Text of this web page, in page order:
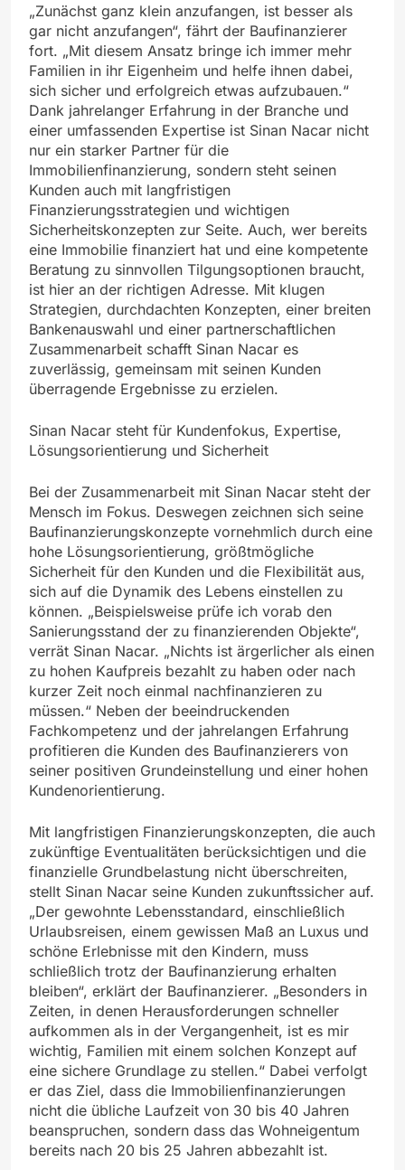
„Zunächst ganz klein anzufangen, ist besser als
gar nicht anzufangen“, fährt der Baufinanzierer
fort. „Mit diesem Ansatz bringe ich immer mehr
Familien in ihr Eigenheim und helfe ihnen dabei,
sich sicher und erfolgreich etwas aufzubauen.“
Dank jahrelanger Erfahrung in der Branche und
einer umfassenden Expertise ist Sinan Nacar nicht
nur ein starker Partner für die
Immobilienfinanzierung, sondern steht seinen
Kunden auch mit langfristigen
Finanzierungsstrategien und wichtigen
Sicherheitskonzepten zur Seite. Auch, wer bereits
eine Immobilie finanziert hat und eine kompetente
Beratung zu sinnvollen Tilgungsoptionen braucht,
ist hier an der richtigen Adresse. Mit klugen
Strategien, durchdachten Konzepten, einer breiten
Bankenauswahl und einer partnerschaftlichen
Zusammenarbeit schafft Sinan Nacar es
zuverlässig, gemeinsam mit seinen Kunden
überragende Ergebnisse zu erzielen.
Sinan Nacar steht für Kundenfokus, Expertise,
Lösungsorientierung und Sicherheit
Bei der Zusammenarbeit mit Sinan Nacar steht der
Mensch im Fokus. Deswegen zeichnen sich seine
Baufinanzierungskonzepte vornehmlich durch eine
hohe Lösungsorientierung, größtmögliche
Sicherheit für den Kunden und die Flexibilität aus,
sich auf die Dynamik des Lebens einstellen zu
können. „Beispielsweise prüfe ich vorab den
Sanierungsstand der zu finanzierenden Objekte“,
verrät Sinan Nacar. „Nichts ist ärgerlicher als einen
zu hohen Kaufpreis bezahlt zu haben oder nach
kurzer Zeit noch einmal nachfinanzieren zu
müssen.“ Neben der beeindruckenden
Fachkompetenz und der jahrelangen Erfahrung
profitieren die Kunden des Baufinanzierers von
seiner positiven Grundeinstellung und einer hohen
Kundenorientierung.
Mit langfristigen Finanzierungskonzepten, die auch
zukünftige Eventualitäten berücksichtigen und die
finanzielle Grundbelastung nicht überschreiten,
stellt Sinan Nacar seine Kunden zukunftssicher auf.
„Der gewohnte Lebensstandard, einschließlich
Urlaubsreisen, einem gewissen Maß an Luxus und
schöne Erlebnisse mit den Kindern, muss
schließlich trotz der Baufinanzierung erhalten
bleiben“, erklärt der Baufinanzierer. „Besonders in
Zeiten, in denen Herausforderungen schneller
aufkommen als in der Vergangenheit, ist es mir
wichtig, Familien mit einem solchen Konzept auf
eine sichere Grundlage zu stellen.“ Dabei verfolgt
er das Ziel, dass die Immobilienfinanzierungen
nicht die übliche Laufzeit von 30 bis 40 Jahren
beanspruchen, sondern dass das Wohneigentum
bereits nach 20 bis 25 Jahren abbezahlt ist.